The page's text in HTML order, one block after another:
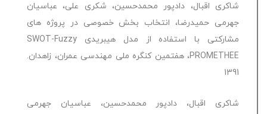
شاکری اقبال، دادپور محمدحسین، شکری علی، عباسیان
جهرمی حمیدرضا، انتخاب بخش خصوصی در پروژه های
مشارکتی با استفاده از مدل هیبریدی SWOT-Fuzzy
PROMETHEE، هفتمین کنگره ملی مهندسی عمران، زاهدان.
1391
شاکری اقبال، دادپور محمدحسین، عباسیان جهرمی